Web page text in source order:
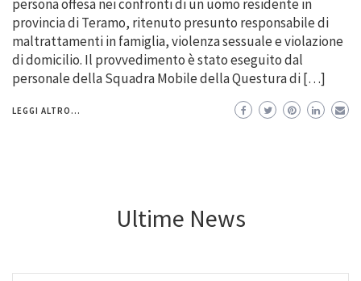
persona offesa nei confronti di un uomo residente in
provincia di Teramo, ritenuto presunto responsabile di
maltrattamenti in famiglia, violenza sessuale e violazione
di domicilio. Il provvedimento è stato eseguito dal
personale della Squadra Mobile della Questura di […]
LEGGI ALTRO...
Ultime News